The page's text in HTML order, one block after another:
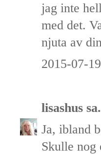
jag inte
med det.
njuta av
2015-07-
lisashus
Ja, ibland
Skulle nog